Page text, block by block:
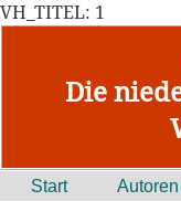
VH_TITEL: 1
Die
Start Autoren